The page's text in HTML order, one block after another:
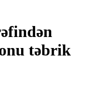
təbrik